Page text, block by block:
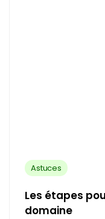
Astuces
Les étapes
domaine